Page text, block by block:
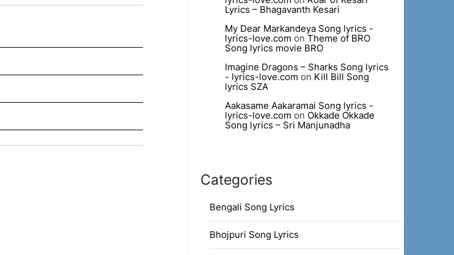
Lyrics – Bhagavanth Kesari
My Dear Markandeya Song lyrics -
lyrics-love.com on Theme of BRO
Song lyrics movie BRO
Imagine Dragons – Sharks Song lyrics
- lyrics-love.com on Kill Bill Song
lyrics SZA
Aakasame Aakaramai Song lyrics -
lyrics-love.com on Okkade Okkade
Song lyrics – Sri Manjunadha
Categories
Bengali Song Lyrics
Bhojpuri Song Lyrics